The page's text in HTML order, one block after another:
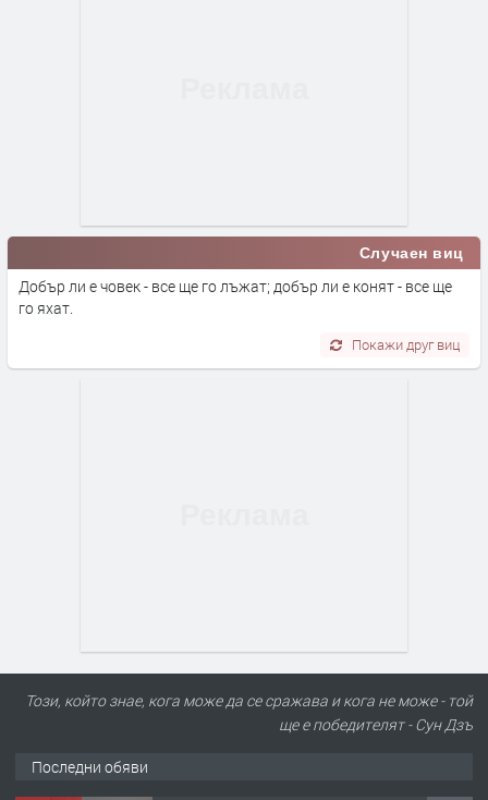
Случаен виц
Добър ли е човек - все ще го лъжат; добър ли е конят - все ще
го яхат.
Покажи друг виц
Този, който знае, кога може да се сражава и кога не може - той
ще е победителят - Сун Дзъ
Последни обяви
МНОГОСТАЕН АПАРТАМЕНТ в кв.
„Байкал“, гр. Кърджали